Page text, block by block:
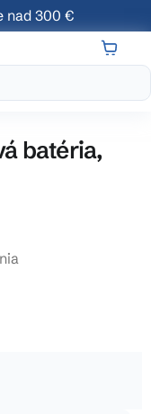
nad 300 €
batéria,